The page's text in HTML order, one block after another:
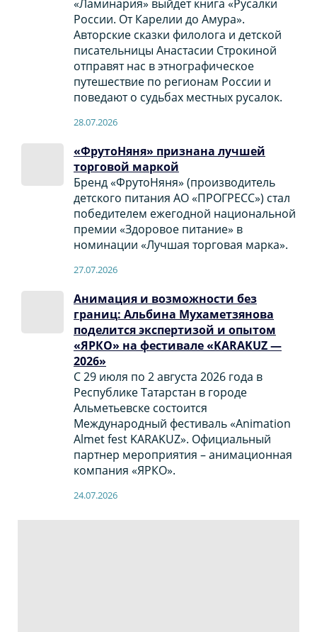
«Ламинария» выйдет книга «Русалки
России. От Карелии до Амура».
Авторские сказки филолога и детской
писательницы Анастасии Строкиной
отправят нас в этнографическое
путешествие по регионам России и
поведают о судьбах местных русалок.
28.07.2026
«ФрутоНяня» признана лучшей
торговой маркой
Бренд «ФрутоНяня» (производитель
детского питания АО «ПРОГРЕСС») стал
победителем ежегодной национальной
премии «Здоровое питание» в
номинации «Лучшая торговая марка».
27.07.2026
Анимация и возможности без
границ: Альбина Мухаметзянова
поделится экспертизой и опытом
«ЯРКО» на фестивале «KARAKUZ —
2026»
С 29 июля по 2 августа 2026 года в
Республике Татарстан в городе
Альметьевске состоится
Международный фестиваль «Animation
Almet fest KARAKUZ». Официальный
партнер мероприятия – анимационная
компания «ЯРКО».
24.07.2026